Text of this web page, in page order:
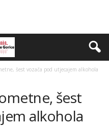
šest vozača pod utjecajem alkohola
šest
alkohola